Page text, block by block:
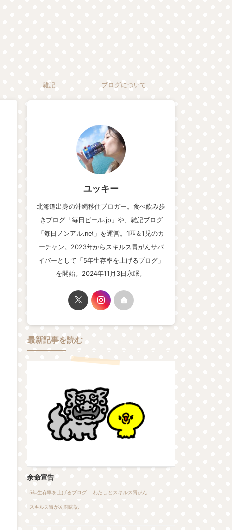
雑記 ブログについて
ユッキー
北海道出身の沖縄移住ブロガー。食べ飲み歩
きブログ「毎日ビール.jp」や、雑記ブログ
「毎日ノンアル.net」を運営。1匹＆1児のカ
ーチャン。2023年からスキルス胃がんサバ
イバーとして「5年生存率を上げるブログ」
を開始。2024年11月3日永眠。
最新記事を読む
余命宣告
5年生存率を上げるブログ わたしとスキルス胃がん
スキルス胃がん闘病記